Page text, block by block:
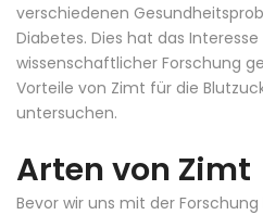
verschiedenen
Diabetes. Dies hat das
wissenschaftlicher Forschung
Vorteile von Zimt für die
untersuchen.
Arten von Zimt
Bevor wir uns mit der